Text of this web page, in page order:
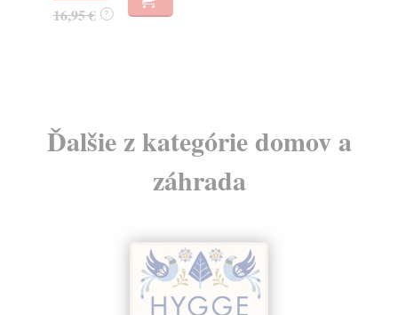
16,95 € ?
Ďalšie z kategórie domov a
záhrada